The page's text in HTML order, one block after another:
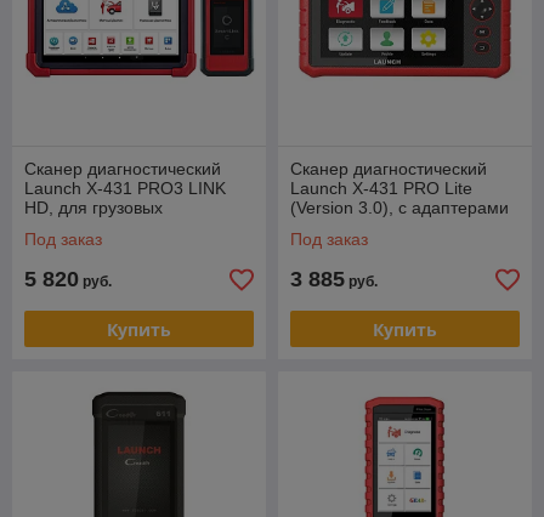
Сканер диагностический
Launch X-431 PRO3 LINK
HD, для грузовых
Под заказ
5 820 руб.
Купить
Сканер диагностический
Launch X-431 PRO Lite
(Version 3.0), с адаптерами
Под заказ
3 885 руб.
Купить